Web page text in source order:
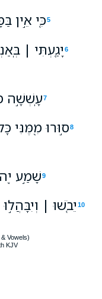
5כִּ֤י אֵ֣ין
6 יָגַ֤עְתִּי ׀
7עָֽשְׁשָׁ֣ה
8ס֣וּרוּ מִ֭מֶּנִּי
9שָׁמַ֣ע
10 יֵבֹ֤שׁוּ ׀
Vowels)
KJV